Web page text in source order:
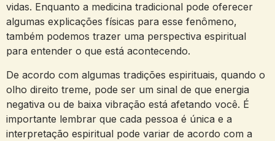
vidas. Enquanto a ​medicina tradicional‍ pode‍ oferecer
⁣algumas explicações físicas ⁢para esse‌ fenômeno,
também⁣ podemos‌ trazer uma ⁢perspectiva​ espiritual
para entender o que está ‍acontecendo.
De acordo com algumas⁤ tradições espirituais,‌ quando o
olho direito ⁢treme, pode ser ‍um ‍sinal de que energia‍
negativa ⁢ou de ⁣baixa vibração ​está afetando você.⁢ É
‍importante lembrar​ que cada pessoa é única ‍e a
‍interpretação espiritual ‌pode variar‌ de acordo com ⁢a